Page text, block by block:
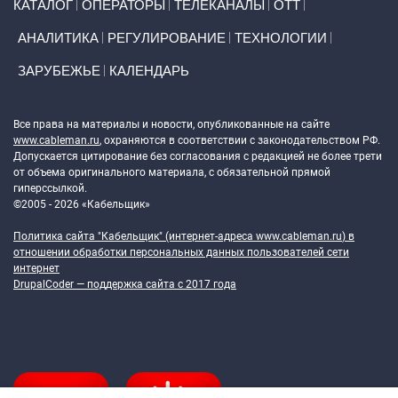
КАТАЛОГ ОПЕРАТОРЫ ТЕЛЕКАНАЛЫ ОТТ
АНАЛИТИКА РЕГУЛИРОВАНИЕ ТЕХНОЛОГИИ
ЗАРУБЕЖЬЕ КАЛЕНДАРЬ
Все права на материалы и новости, опубликованные на сайте
www.cableman.ru, охраняются в соответствии с законодательством РФ.
Допускается цитирование без согласования с редакцией не более трети
от объема оригинального материала, с обязательной прямой
гиперссылкой.
©2005 - 2026 «Кабельщик»
Политика сайта "Кабельщик" (интернет-адреса www.cableman.ru) в
отношении обработки персональных данных пользователей сети
интернет
DrupalCoder — поддержка сайта c 2017 года